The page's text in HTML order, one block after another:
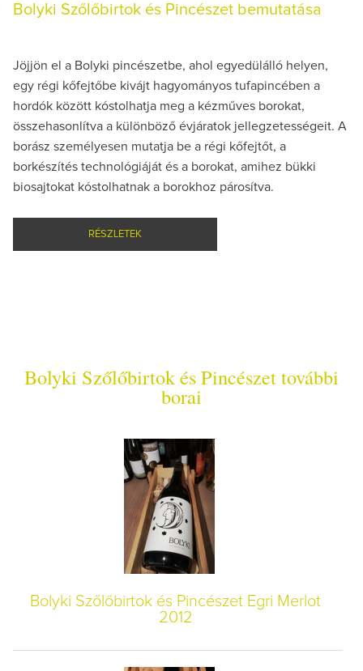
Bolyki Szőlőbirtok és Pincészet bemutatása
Jöjjön el a Bolyki pincészetbe, ahol egyedülálló helyen,
egy régi kőfejtőbe kivájt hagyományos tufapincében a
hordók között kóstolhatja meg a kézműves borokat,
összehasonlítva a különböző évjáratok jellegzetességeit. A
borász személyesen mutatja be a régi kőfejtőt, a
borkészítés technológiáját és a borokat, amihez bükki
biosajtokat kóstolhatnak a borokhoz párosítva.
RÉSZLETEK
Bolyki Szőlőbirtok és Pincészet további
borai
Bolyki Szőlőbirtok és Pincészet Egri Merlot
2012